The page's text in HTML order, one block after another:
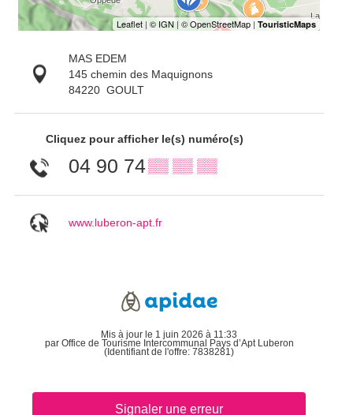
MAS EDEM
145 chemin des Maquignons
84220 GOULT
Cliquez pour afficher le(s) numéro(s)
04 90 74▒▒ ▒▒ ▒▒
www.luberon-apt.fr
Mis à jour le 1 juin 2026 à 11:33
par Office de Tourisme Intercommunal Pays d’Apt Luberon
(Identifiant de l'offre: 7838281 )
Signaler une erreur